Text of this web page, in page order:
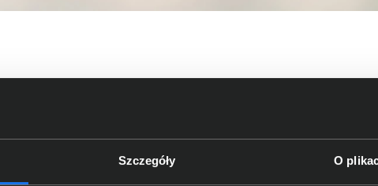
Szczegóły O
efektywność pracy
z myślą o wygodzie i produktywności. Panel IPS
czemu codzienna praca w aplikacjach biznesowych,